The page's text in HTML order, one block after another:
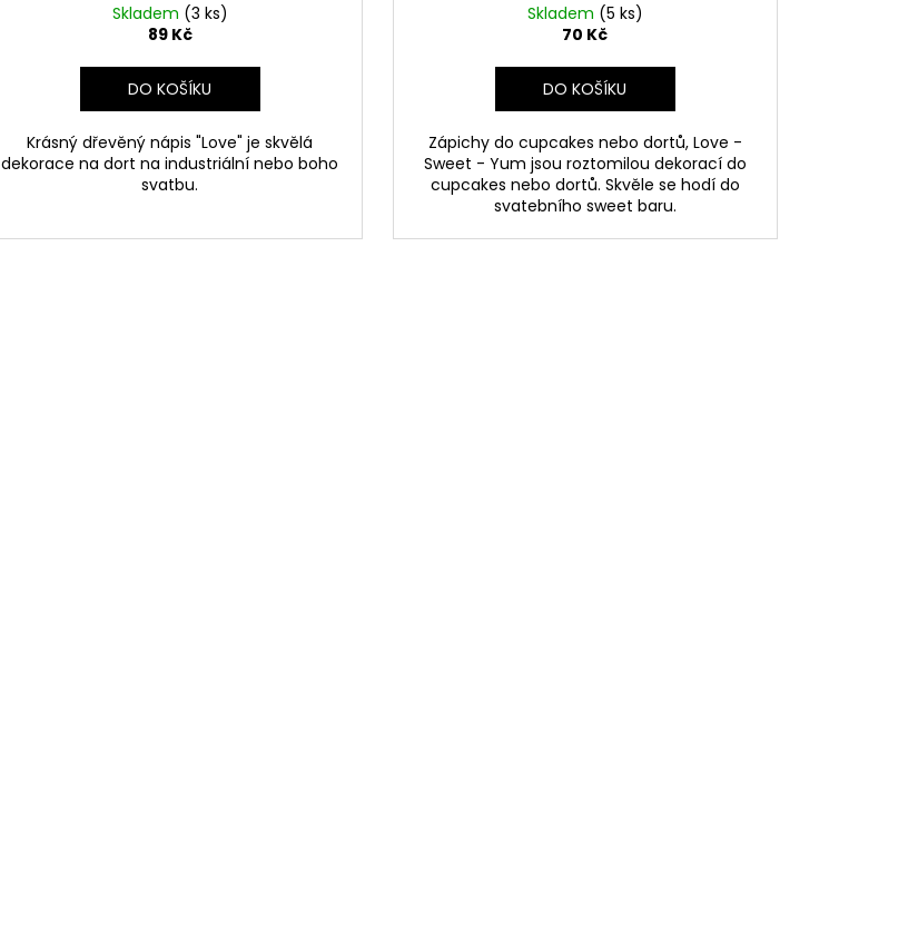
Skladem (3 ks)
89 Kč
DO KOŠÍKU
Krásný dřevěný nápis "Love" je skvělá
dekorace na dort na industriální nebo boho
svatbu.
Skladem (5 ks)
70 Kč
DO KOŠÍKU
Zápichy do cupcakes nebo dortů, Love -
Sweet - Yum jsou roztomilou dekorací do
cupcakes nebo dortů. Skvěle se hodí do
svatebního sweet baru.